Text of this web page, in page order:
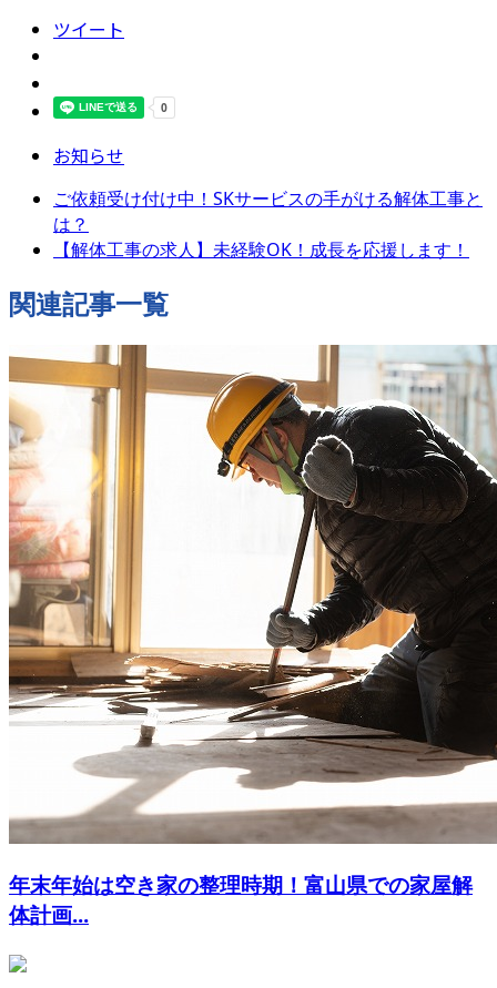
ツイート
お知らせ
ご依頼受け付け中！SKサービスの手がける解体工事と
は？
【解体工事の求人】未経験OK！成長を応援します！
関連記事一覧
年末年始は空き家の整理時期！富山県での家屋解
体計画...